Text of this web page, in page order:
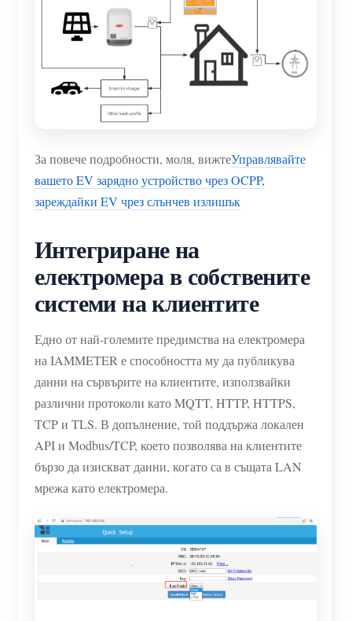
За повече подробности, моля, вижтеУправлявайте
вашето EV зарядно устройство чрез OCPP,
зареждайки EV чрез слънчев излишък
Интегриране на
електромера в собствените
системи на клиентите
Едно от най-големите предимства на електромера
на IAMMETER е способността му да публикува
данни на сървърите на клиентите, използвайки
различни протоколи като MQTT, HTTP, HTTPS,
TCP и TLS. В допълнение, той поддържа локален
API и Modbus/TCP, което позволява на клиентите
бързо да изискват данни, когато са в същата LAN
мрежа като електромера.